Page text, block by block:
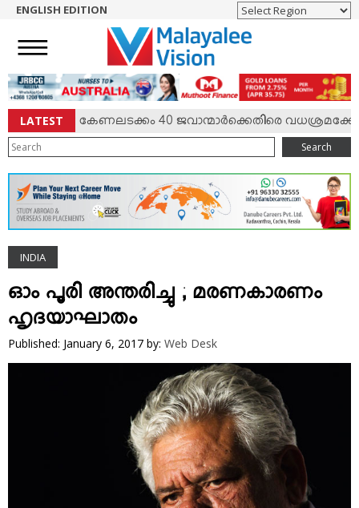
NEWS
ENGLISH
NRI
ENTERTAINMENT
MV SPECIAL
SPORTS
LIFESTYLE
TECH & AUTO
SOCIAL SPHERE
EDITORIAL
ARTS & LITERATURE
MAGAZINE
VIDEOS
ENGLISH EDITION
LATESTകേണലടക്കം 40 ജവാന്മാര്‍ക്കെതിരെ വധശ്രമക്കേസ്
Search
INDIA
ഓം പൂരി അന്തരിച്ചു ; മരണകാരണം
ഹൃദയാഘാതം
Published: January 6, 2017 by: Web Desk